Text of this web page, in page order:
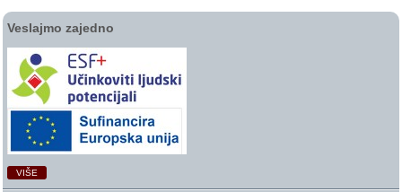
Veslajmo zajedno
VIŠE